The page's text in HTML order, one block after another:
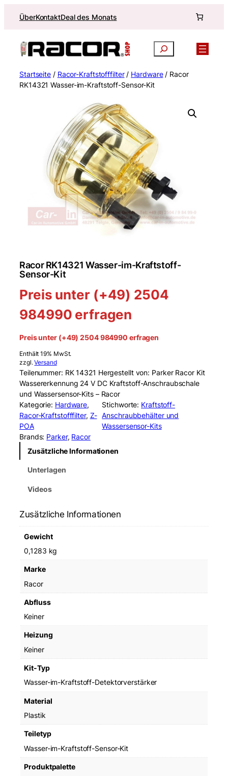
InhaltÜberKontaktDeal des Monats
Suchen
Startseite / Racor-Kraftstofffilter/ Hardware/ Racor
RK14321 Wasser-im-Kraftstoff-Sensor-Kit
Racor RK14321 Wasser-im-Kraftstoff-
Sensor-Kit
Preis unter (+49) 2504
984990 erfragen
Preis unter (+49) 2504 984990 erfragen
Enthält 19% MwSt.
zzgl.Versand
Teilenummer: RK 14321 Hergestellt von: Parker Racor Kit
Wassererkennung 24 V DC Kraftstoff-Anschraubschale
und Wassersensor-Kits – Racor
Kategorie: Hardware
Racor-Kraftstofffilter, Z-
POA
Stichworte: Kraftstoff-
Anschraubbehälter und
Wassersensor-Kits
Brands: Parker, Racor
Zusätzliche Informationen
Unterlagen
Videos
Zusätzliche Informationen
Gewicht
0,1283 kg
Marke
Racor
Abfluss
Keiner
Heizung
Keiner
Kit-Typ
Wasser-im-Kraftstoff-Detektorverstärker
Material
Plastik
Teiletyp
Wasser-im-Kraftstoff-Sensor-Kit
Produktpalette